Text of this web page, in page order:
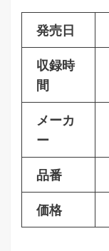
発売日
収録時
間
メーカ
ー
品番
価格